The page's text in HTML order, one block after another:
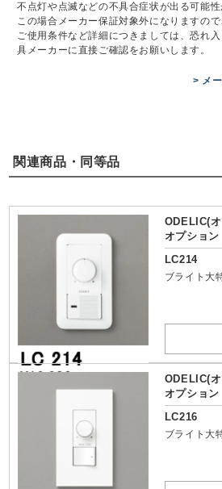
不点灯や点滅などの不具合症状が出る可能性
この場合メーカー保証対象外になりますので
ご使用条件など詳細につきましては、恐れ
具メーカーに直接ご確認をお願いします。
> メ
関連商品・同等品
ODELIC(
オプション
LC214
ブライト大
ODELIC(
オプション
LC216
ブライト大